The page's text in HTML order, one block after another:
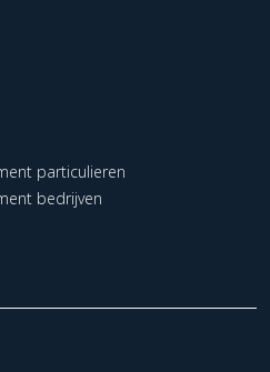
particulieren
bedrijven